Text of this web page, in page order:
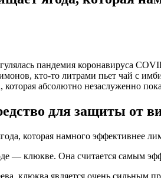
пандемия коронавируса
кто-то литрами пьет чай с
абсолютно незаслуженно
для защиты от
— клюкве. Она считается самым
клюква является очень сильным